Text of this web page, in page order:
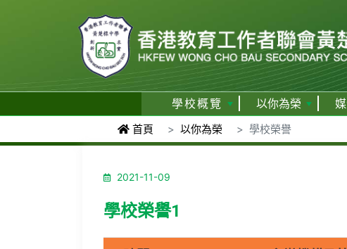
學校概覽 以你為榮
首頁 以你為榮 學校榮譽
2021-11-09
學校榮譽1